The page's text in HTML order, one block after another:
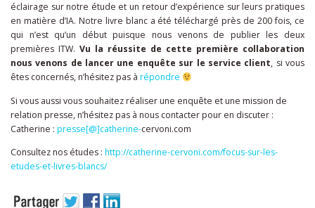
éclairage sur notre étude et un retour d’expérience sur leurs pratiques
en matière d’IA. Notre livre blanc a été téléchargé près de 200 fois, ce
qui n’est qu’un début puisque nous venons de publier les deux
premières ITW. Vu la réussite de cette première collaboration
nous venons de lancer une enquête sur le service client, si vous
êtes concernés, n’hésitez pas à répondre
Si vous aussi vous souhaitez réaliser une enquête et une mission de
relation presse, n’hésitez pas à nous contacter pour en discuter :
Catherine : presse[@]catherine-cervoni.com
Consultez nos études : http://catherine-cervoni.com/focus-sur-les-
etudes-et-livres-blancs/